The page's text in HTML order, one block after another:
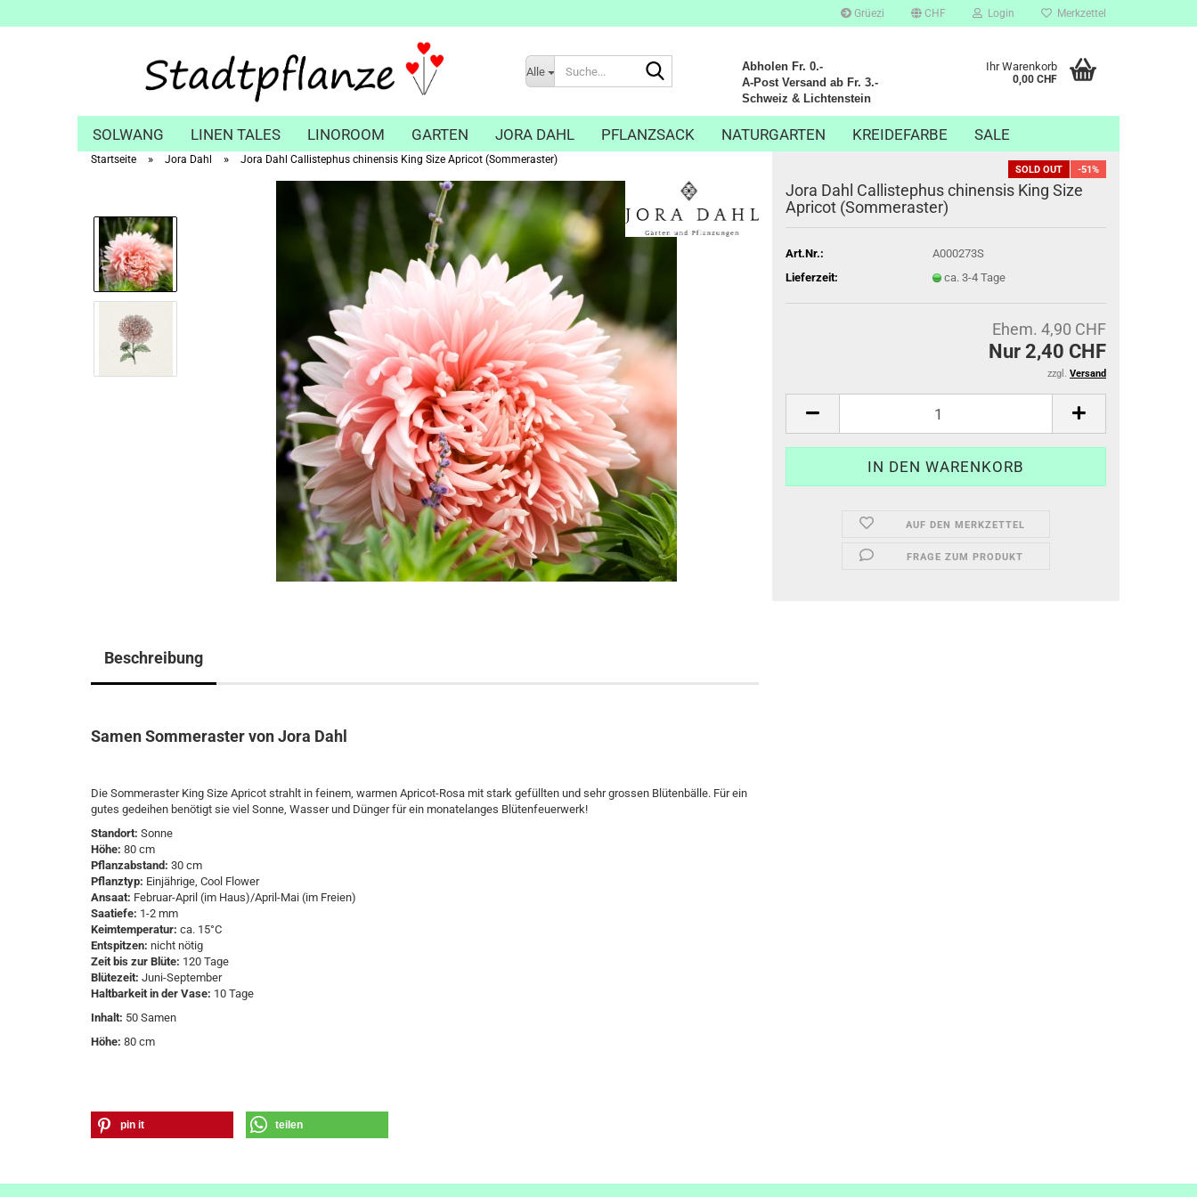
Grüezi CHF Login Merkzettel
Alle
Abholen Fr. 0.-
A-Post Versand ab Fr. 3.-
Schweiz & Lichtenstein
Ihr Warenkorb
0,00 CHF
SOLWANG LINEN TALES LINOROOM GARTEN JORA DAHL PFLANZSACK NATURGARTEN KREIDEFARBE SALE
Startseite » Jora Dahl » Jora Dahl Callistephus chinensis King Size Apricot (Sommeraster)
SOLD OUT -51%
Jora Dahl Callistephus chinensis King Size
Apricot (Sommeraster)
Art.Nr.:
A000273S
Lieferzeit:
ca. 3-4 Tage
Ehem. 4,90 CHF
Nur 2,40 CHF
zzgl. Versand
AUF DEN MERKZETTEL
FRAGE ZUM PRODUKT
Beschreibung
Samen Sommeraster von Jora Dahl
Die Sommeraster King Size Apricot strahlt in feinem, warmen Apricot-Rosa mit stark gefüllten und sehr grossen Blütenbälle. Für ein
gutes gedeihen benötigt sie viel Sonne, Wasser und Dünger für ein monatelanges Blütenfeuerwerk!
Standort: Sonne
Höhe: 80 cm
Pflanzabstand: 30 cm
Pflanztyp: Einjährige, Cool Flower
Ansaat: Februar-April (im Haus)/April-Mai (im Freien)
Saatiefe: 1-2 mm
Keimtemperatur: ca. 15°C
Entspitzen: nicht nötig
Zeit bis zur Blüte: 120 Tage
Blütezeit: Juni-September
Haltbarkeit in der Vase: 10 Tage
Inhalt: 50 Samen
Höhe: 80 cm
pin it teilen